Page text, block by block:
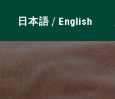
日本語/ English